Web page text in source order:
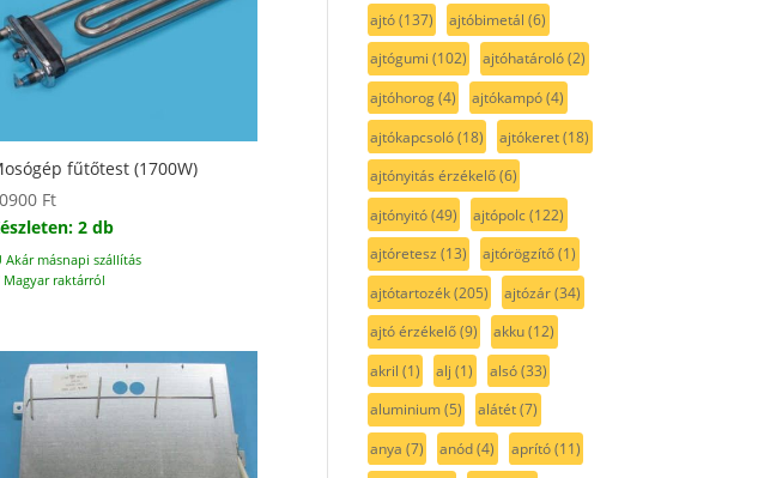
fűtőtest (1700W)
Ft
2 db
Akár másnapi szállítás
Magyar raktárról
ajtó(137) ajtóbimetál (6)
ajtógumi (102) ajtóhatároló(2)
ajtóhorog(4) ajtókampó(4)
ajtókapcsoló(18) ajtókeret(18)
ajtónyitás érzékelő(6)
ajtónyitó(49) ajtópolc(122)
ajtóretesz (13) ajtórögzítő(1)
ajtótartozék(205) ajtózár(34)
ajtó érzékelő(9) akku(12)
akril (1) alj (1) alsó(33)
aluminium(5) alátét(7)
anya (7) anód(4) aprító(11)